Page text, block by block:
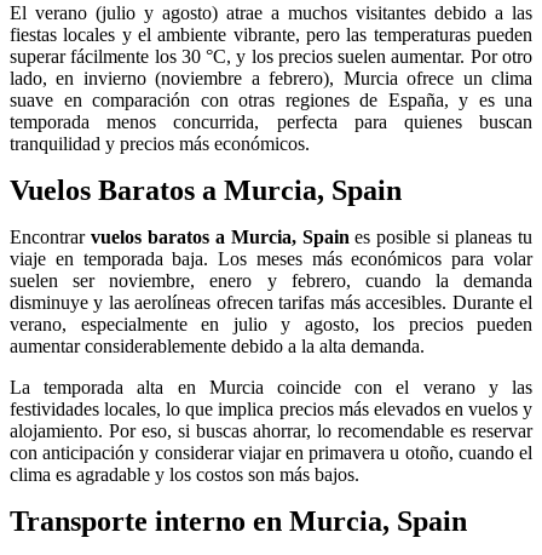
El verano (julio y agosto) atrae a muchos visitantes debido a las
fiestas locales y el ambiente vibrante, pero las temperaturas pueden
superar fácilmente los 30 °C, y los precios suelen aumentar. Por otro
lado, en invierno (noviembre a febrero), Murcia ofrece un clima
suave en comparación con otras regiones de España, y es una
temporada menos concurrida, perfecta para quienes buscan
tranquilidad y precios más económicos.
Vuelos Baratos a Murcia, Spain
Encontrar vuelos baratos a Murcia, Spain es posible si planeas tu
viaje en temporada baja. Los meses más económicos para volar
suelen ser noviembre, enero y febrero, cuando la demanda
disminuye y las aerolíneas ofrecen tarifas más accesibles. Durante el
verano, especialmente en julio y agosto, los precios pueden
aumentar considerablemente debido a la alta demanda.
La temporada alta en Murcia coincide con el verano y las
festividades locales, lo que implica precios más elevados en vuelos y
alojamiento. Por eso, si buscas ahorrar, lo recomendable es reservar
con anticipación y considerar viajar en primavera u otoño, cuando el
clima es agradable y los costos son más bajos.
Transporte interno en Murcia, Spain